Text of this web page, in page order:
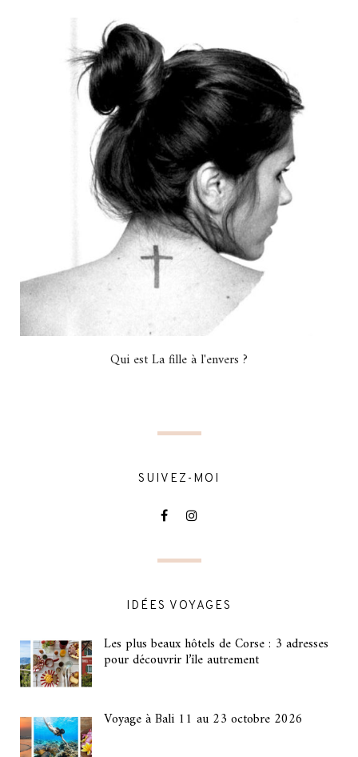
Qui est La fille à l'envers ?
SUIVEZ-MOI
IDÉES VOYAGES
Les plus beaux hôtels de Corse : 3 adresses
pour découvrir l’île autrement
Voyage à Bali 11 au 23 octobre 2026